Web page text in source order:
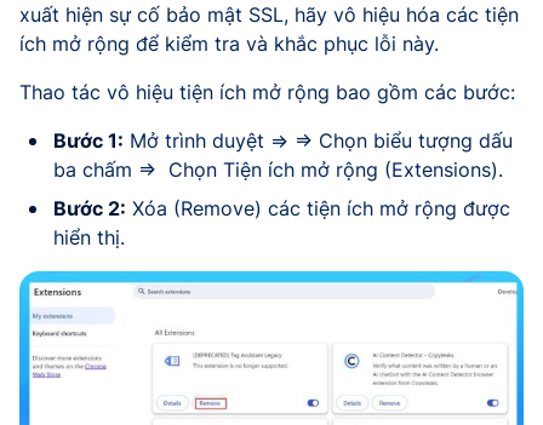
xuất hiện sự cố bảo mật SSL, hãy vô hiệu hóa các tiện
ích mở rộng để kiểm tra và khắc phục lỗi này.
Thao tác vô hiệu tiện ích mở rộng bao gồm các bước:
Bước 1: Mở trình duyệt => => Chọn biểu tượng dấu
ba chấm => Chọn Tiện ích mở rộng (Extensions).
Bước 2: Xóa (Remove) các tiện ích mở rộng được
hiển thị.